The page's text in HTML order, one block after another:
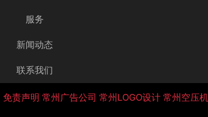
服务
新闻动态
联系我们
免责声明 常州广告公司 常州LOGO设计 常州空压机